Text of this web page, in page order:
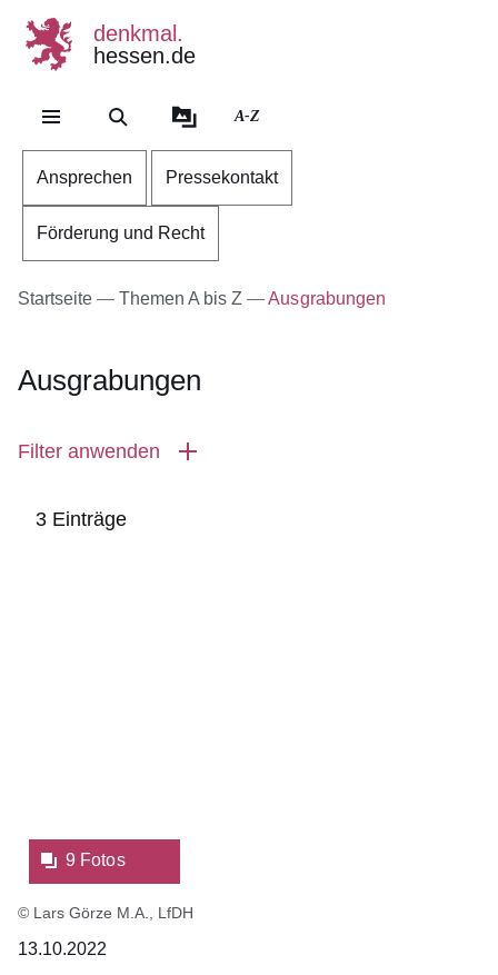
denkmal.
hessen.de
A-Z
Ansprechen Pressekontakt
Förderung und Recht
Startseite Themen A bis Z Ausgrabungen
Ausgrabungen
Filter anwenden
3 Einträge
9 Fotos
© Lars Görze M.A., LfDH
13.10.2022